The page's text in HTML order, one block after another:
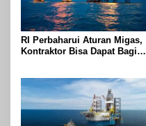
RI Perbaharui Aturan Migas,
Kontraktor Bisa Dapat Bagian